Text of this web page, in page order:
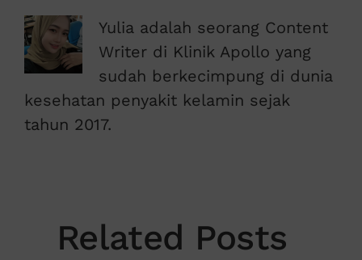
Yulia adalah seorang Content
Writer di Klinik Apollo yang
sudah berkecimpung di dunia
kesehatan penyakit kelamin sejak
tahun 2017.
Related Posts